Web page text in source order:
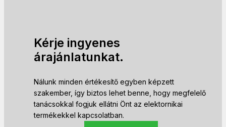
Kérje ingyenes
árajánlatunkat.
Nálunk minden értékesítő egyben képzett
szakember, így biztos lehet benne, hogy megfelelő
tanácsokkal fogjuk ellátni Önt az elektornikai
termékekkel kapcsolatban.